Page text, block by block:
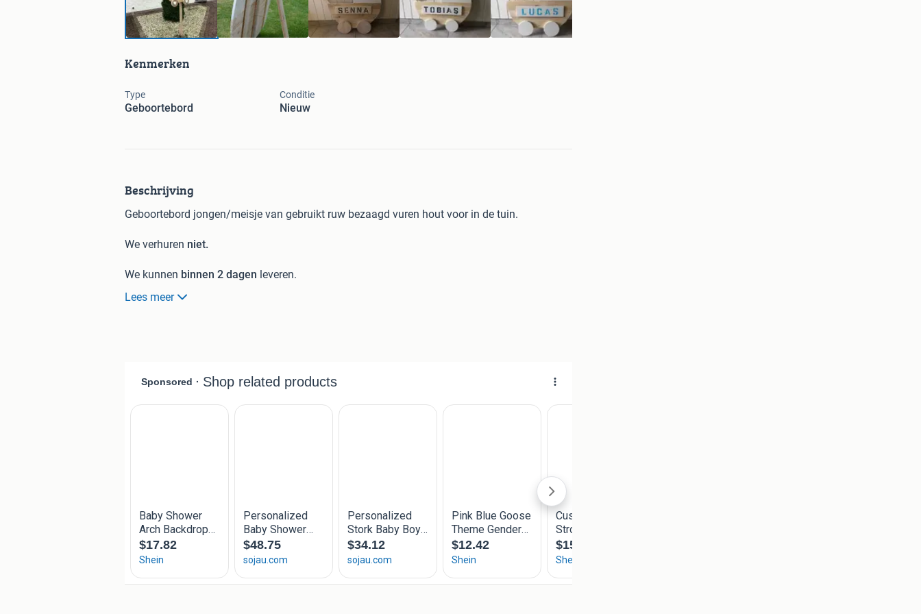
Kenmerken
Type
Geboortebord
Conditie
Nieuw
Beschrijving
Geboortebord jongen/meisje van gebruikt ruw bezaagd vuren hout voor in de tuin.
We verhuren niet.
We kunnen binnen 2 dagen leveren.
Diverse kleuren en maten (zie laatste foto) .
breedte 85 cm Hoogte 70 cm € 40,00
Deze geboorteborden dienen opgehaald te worden.
Alle prijzen zijn incl. sterren stippen,maantjes of hartjes op de kap.
Alle geboorteborden kunnen voorzien worden van klapstandaard, (zie foto 2) of paal en met
Lees meer